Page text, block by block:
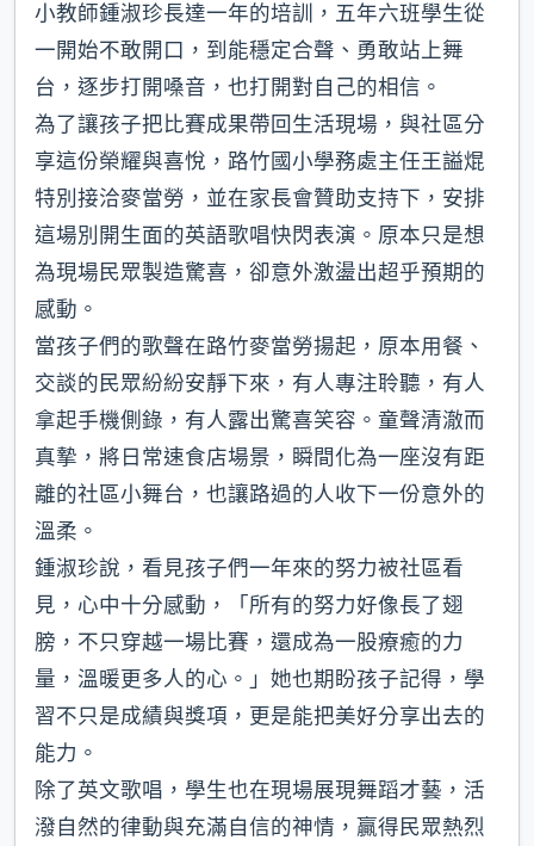
小教師鍾淑珍長達一年的培訓，五年六班學生從
一開始不敢開口，到能穩定合聲、勇敢站上舞
台，逐步打開嗓音，也打開對自己的相信。
為了讓孩子把比賽成果帶回生活現場，與社區分
享這份榮耀與喜悅，路竹國小學務處主任王謚焜
特別接洽麥當勞，並在家長會贊助支持下，安排
這場別開生面的英語歌唱快閃表演。原本只是想
為現場民眾製造驚喜，卻意外激盪出超乎預期的
感動。
當孩子們的歌聲在路竹麥當勞揚起，原本用餐、
交談的民眾紛紛安靜下來，有人專注聆聽，有人
拿起手機側錄，有人露出驚喜笑容。童聲清澈而
真摯，將日常速食店場景，瞬間化為一座沒有距
離的社區小舞台，也讓路過的人收下一份意外的
溫柔。
鍾淑珍說，看見孩子們一年來的努力被社區看
見，心中十分感動，「所有的努力好像長了翅
膀，不只穿越一場比賽，還成為一股療癒的力
量，溫暖更多人的心。」她也期盼孩子記得，學
習不只是成績與獎項，更是能把美好分享出去的
能力。
除了英文歌唱，學生也在現場展現舞蹈才藝，活
潑自然的律動與充滿自信的神情，贏得民眾熱烈